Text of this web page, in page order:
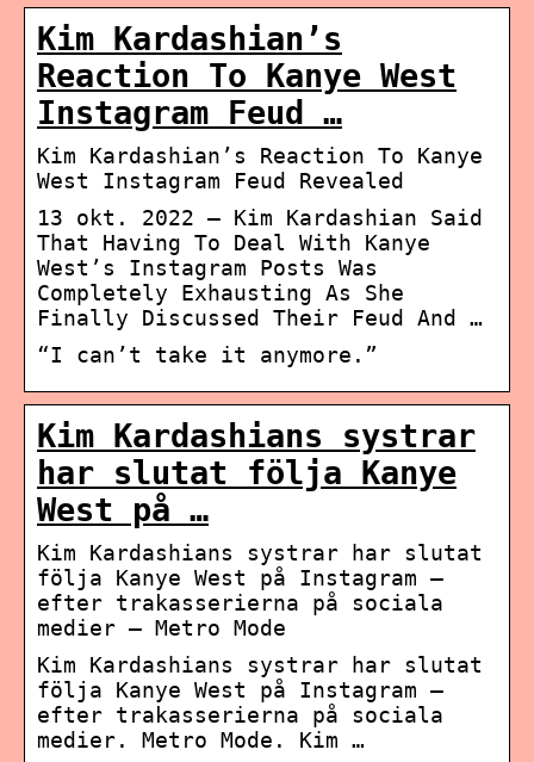
Kim Kardashian’s
Reaction To Kanye West
Instagram Feud …
Kim Kardashian’s Reaction To Kanye
West Instagram Feud Revealed
13 okt. 2022 — Kim Kardashian Said
That Having To Deal With Kanye
West’s Instagram Posts Was
Completely Exhausting As She
Finally Discussed Their Feud And …
“I can’t take it anymore.”
Kim Kardashians systrar
har slutat följa Kanye
West på …
Kim Kardashians systrar har slutat
följa Kanye West på Instagram –
efter trakasserierna på sociala
medier – Metro Mode
Kim Kardashians systrar har slutat
följa Kanye West på Instagram –
efter trakasserierna på sociala
medier. Metro Mode. Kim …